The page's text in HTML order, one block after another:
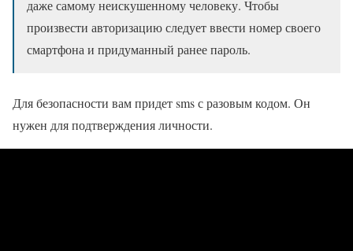
даже самому неискушенному человеку. Чтобы
произвести авторизацию следует ввести номер своего
смартфона и придуманный ранее пароль.
Для безопасности вам придет sms с разовым кодом. Он
нужен для подтверждения личности.